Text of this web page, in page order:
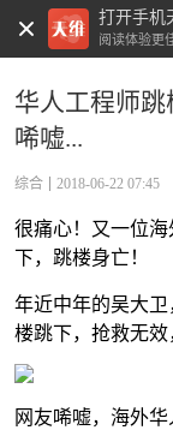
打开手机
阅读体验更
华人工程师
唏嘘...
综合 2018-06-22 07:45
很痛心！又一位
下，跳楼身亡！
年近中年的吴大
楼跳下，抢救无效
网友唏嘘，海外华